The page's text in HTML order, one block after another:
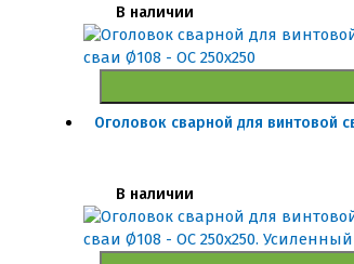
В наличии
Оголовок сварной для винтовой
В наличии